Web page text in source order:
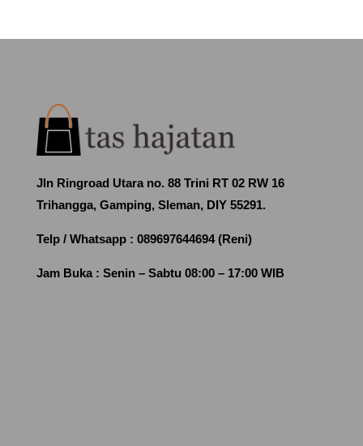
Jln Ringroad Utara no. 88 Trini RT 02 RW 16
Trihangga, Gamping, Sleman, DIY 55291.
Telp / Whatsapp : 089697644694 (Reni)
Jam Buka : Senin – Sabtu 08:00 – 17:00 WIB